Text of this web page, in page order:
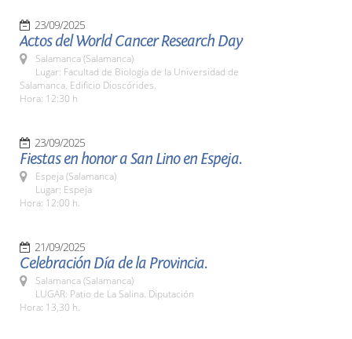
23/09/2025
Actos del World Cancer Research Day
Salamanca (Salamanca)
Lugar: Facultad de Biología de la Universidad de
Salamanca. Edificio Dioscórides.
Hora: 12:30 h
23/09/2025
Fiestas en honor a San Lino en Espeja.
Espeja (Salamanca)
Lugar: Espeja
Hora: 12:00 h.
21/09/2025
Celebración Día de la Provincia.
Salamanca (Salamanca)
LUGAR: Patio de La Salina. Diputación
Hora: 13,30 h.